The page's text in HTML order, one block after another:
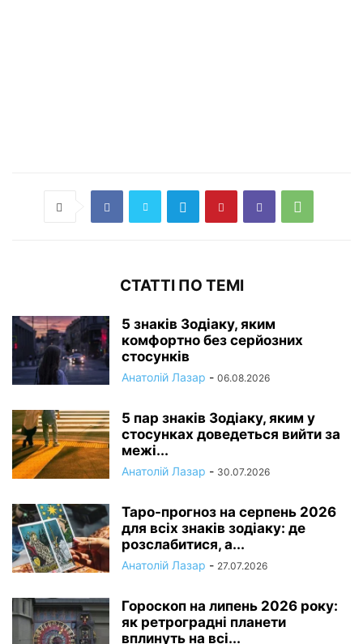
СТАТТІ ПО ТЕМІ
5 знаків Зодіаку, яким
комфортно без серйозних
стосунків
Анатолій Лазар - 06.08.2026
5 пар знаків Зодіаку, яким у
стосунках доведеться вийти за
межі...
Анатолій Лазар - 30.07.2026
Таро-прогноз на серпень 2026
для всіх знаків зодіаку: де
розслабитися, а...
Анатолій Лазар - 27.07.2026
Гороскоп на липень 2026 року:
як ретроградні планети
вплинуть на всі...